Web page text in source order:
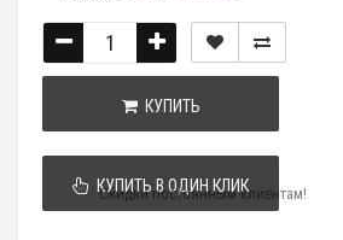
КУПИТЬ
КУПИТЬ В ОДИН КЛИК
Скидки постоянным клиентам!